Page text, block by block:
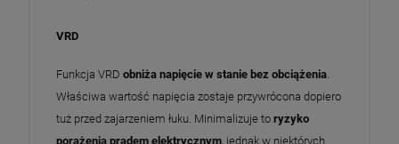
VRD
Funkcja VRD obniża napięcie w stanie bez obciążenia.
Właściwa wartość napięcia zostaje przywrócona dopiero
tuż przed zajarzeniem łuku. Minimalizuje to ryzyko
porażenia prądem elektrycznym, jednak w niektórych